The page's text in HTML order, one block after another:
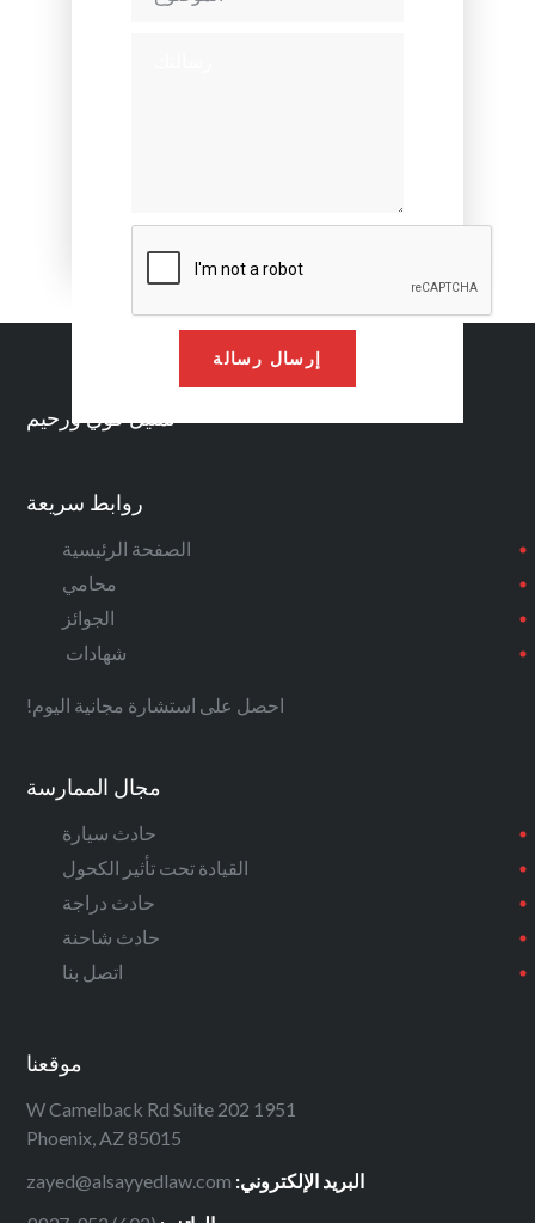
تمثيل قوي ورحيم
روابط سريعة
الصفحة الرئيسية
محامي
الجوائز
شهادات
احصل على استشارة مجانية اليوم!
مجال الممارسة
حادث سيارة
القيادة تحت تأثير الكحول
حادث دراجة
حادث شاحنة
اتصل بنا
موقعنا
1951 W Camelback Rd Suite 202
Phoenix, AZ 85015
البريد الإلكتروني: zayed@alsayyedlaw.com